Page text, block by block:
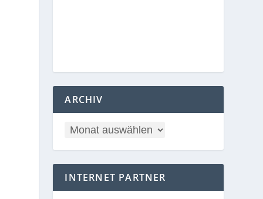
ARCHIV
INTERNET PARTNER